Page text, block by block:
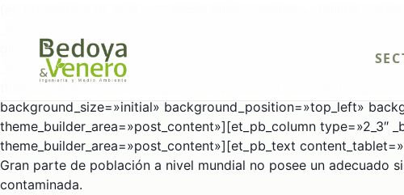
global_colors_info=»{}»
_module_preset=»default» title_font_size=»36px»
theme_builder_area=»post_content»][/et_pb_post_title][/
background_size=»initial» background_position=»top_left»
theme_builder_area=»post_content»][et_pb_column type=»2_3″
theme_builder_area=»post_content»][et_pb_text content_tablet=»
Gran parte de población a nivel mundial no posee un adecuado
contaminada.